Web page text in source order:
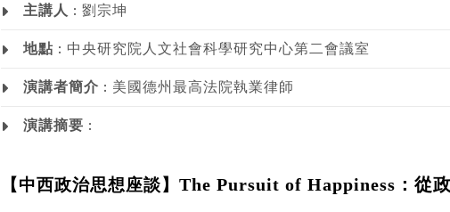
主講人 : 劉宗坤
地點 : 中央研究院人文社會科學研究中心第二會議室
演講者簡介 : 美國德州最高法院執業律師
演講摘要 :
【中西政治思想座談】 The Pursuit of Happiness：從